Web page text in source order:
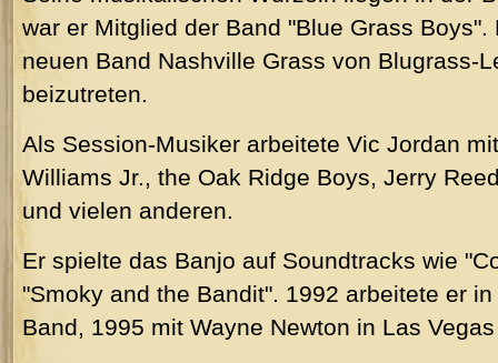
war er Mitglied der Band "Blue Grass
neuen Band Nashville Grass von Blugrass-
beizutreten.
Als Session-Musiker arbeitete Vic Jordan
Williams Jr., the Oak Ridge Boys, Jerry
und vielen anderen.
Er spielte das Banjo auf Soundtracks wie
"Smoky and the Bandit". 1992 arbeitete er
Band, 1995 mit Wayne Newton in Las